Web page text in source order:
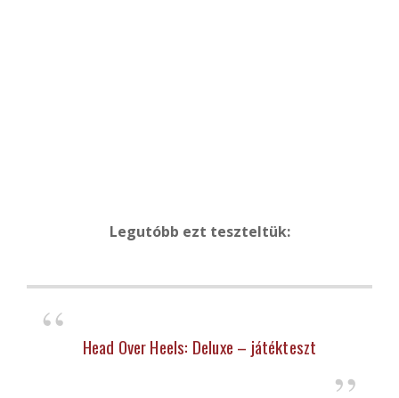
Legutóbb ezt teszteltük:
Head Over Heels: Deluxe – játékteszt